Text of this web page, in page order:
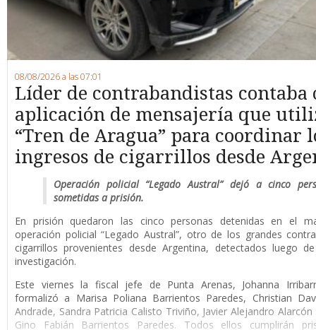
08/08/2026 a las 07:01
Líder de contrabandistas contaba
aplicación de mensajería que
“Tren de Aragua” para coordinar
ingresos de cigarrillos desde
Operación policial “Legado Austral” dejó a cinco
sometidas a prisión.
En prisión quedaron las cinco personas detenidas en el
operación policial “Legado Austral”, otro de los grandes
cigarrillos provenientes desde Argentina, detectados luego
investigación.
Este viernes la fiscal jefe de Punta Arenas, Johanna
formalizó a Marisa Poliana Barrientos Paredes, Christian
Andrade, Sandra Patricia Calisto Triviño, Javier Alejandro Alarcón
Gino Fabián Barrientos Paredes. Todos ellos cumplirán